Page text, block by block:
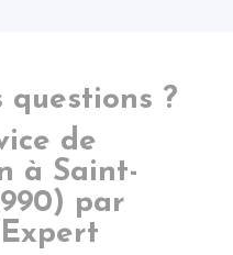
questions ?
de
à Saint-
par